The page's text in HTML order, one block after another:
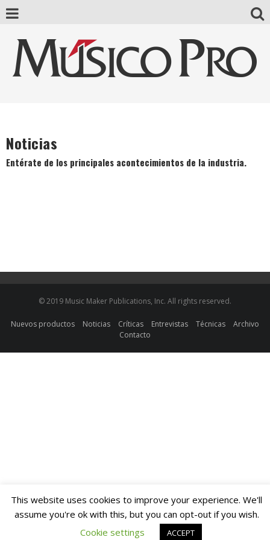
Noticias
Entérate de los principales acontecimientos de la industria.
© 2019 Music Maker Publications, Inc. All rights reserved.
Nuevos productos Noticias Críticas Entrevistas Técnicas
Archivo
Contacto
This website uses cookies to improve your experience. We'll
assume you're ok with this, but you can opt-out if you wish.
Cookie settings
ACCEPT